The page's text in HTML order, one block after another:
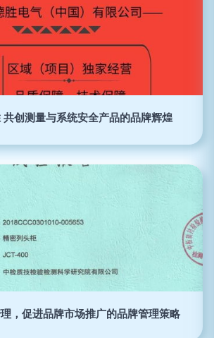
创测量与系统安全产品的品牌辉煌
，促进品牌市场推广的品牌管理策略